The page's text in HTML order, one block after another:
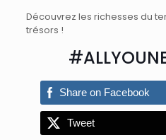
Découvrez les richesses du
trésors !
Share on Facebook
Tweet